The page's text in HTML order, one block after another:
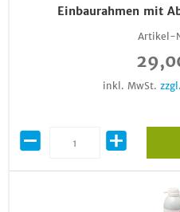
Einbaurahmen mit
Artikel-
inkl. MwSt.